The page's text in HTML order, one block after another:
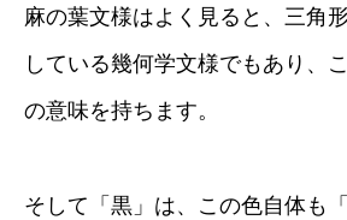
麻の葉文様はよく見ると、三角
している幾何学文様でもあり、
の意味を持ちます。
そして「黒」は、この色自体も